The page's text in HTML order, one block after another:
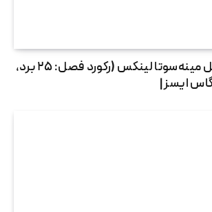
پیش‌بینی و تحلیل مینه‌سوتا لینکس (رکورد فصل: ۲۵ برد،